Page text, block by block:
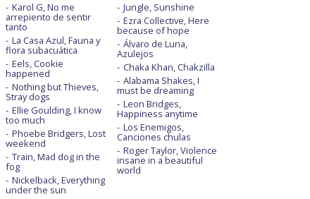
Karol G, No me
arrepiento de sentir
tanto
La Casa Azul, Fauna y
flora subacuática
Eels, Cookie
happened
Nothing but Thieves,
Stray dogs
Ellie Goulding, I know
too much
Phoebe Bridgers, Lost
weekend
Train, Mad dog in the
fog
Nickelback, Everything
under the sun
Jungle, Sunshine
Ezra Collective, Here
because of hope
Álvaro de Luna,
Azulejos
Chaka Khan, Chakzilla
Alabama Shakes, I
must be dreaming
Leon Bridges,
Happiness anytime
Los Enemigos,
Canciones chulas
Roger Taylor, Violence
insane in a beautiful
world